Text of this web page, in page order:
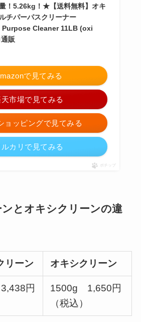
！5.26kg！★【送料無料】オキ
チパーパスクリーナー
Cleaner 11LB (oxi
販
で見てみる
市場で見てみる
ョッピングで見てみる
ルカリで見てみる
ポチップ
とオキシクリーンの違
リーン オキシクリーン
円
1500g 1,650円
（税込）